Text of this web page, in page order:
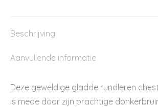
Beschrijving
Aanvullende informatie
Deze geweldige gladde rundleren
is mede door zijn prachtige